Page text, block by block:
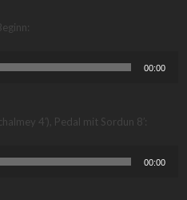
00:00
4′), Pedal mit Sordun 8′:
00:00